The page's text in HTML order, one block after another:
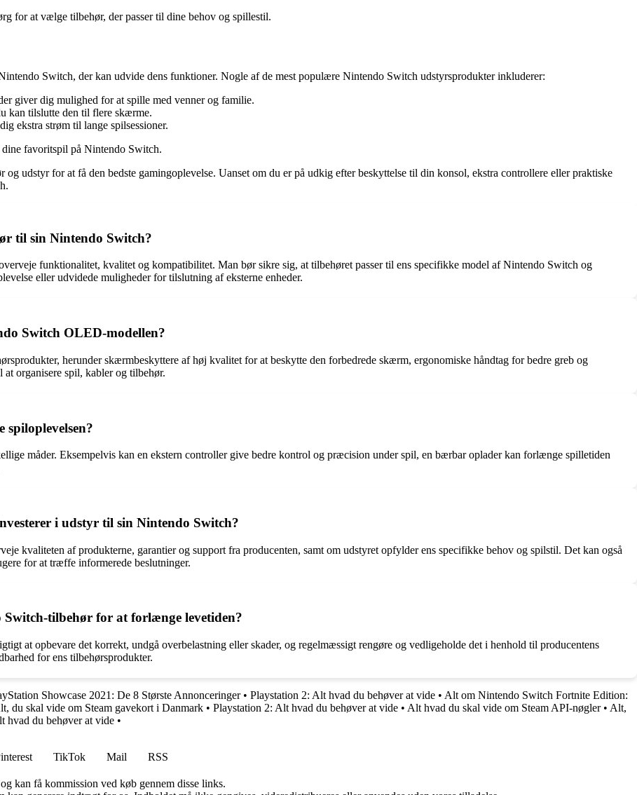
for at vælge tilbehør, der passer til dine behov og spillestil.
Switch, der kan udvide dens funktioner. Nogle af de mest populære Nintendo Switch udstyrsprodukter inkluderer:
giver dig mulighed for at spille med venner og familie.
kan tilslutte den til flere skærme.
ekstra strøm til lange spilsessioner.
favoritspil på Nintendo Switch.
udstyr for at få den bedste gamingoplevelse. Uanset om du er på udkig efter beskyttelse til din konsol, ekstra controllere eller praktiske
til sin Nintendo Switch?
funktionalitet, kvalitet og kompatibilitet. Man bør sikre sig, at tilbehøret passer til ens specifikke model af Nintendo Switch og
eller udvidede muligheder for tilslutning af eksterne enheder.
Switch OLED-modellen?
herunder skærmbeskyttere af høj kvalitet for at beskytte den forbedrede skærm, ergonomiske håndtag for bedre greb og
organisere spil, kabler og tilbehør.
måder. Eksempelvis kan en ekstern controller give bedre kontrol og præcision under spil, en bærbar oplader kan forlænge spilletiden
i udstyr til sin Nintendo Switch?
kvaliteten af produkterne, garantier og support fra producenten, samt om udstyret opfylder ens specifikke behov og spilstil. Det kan også
for at træffe informerede beslutninger.
tilbehør for at forlænge levetiden?
at opbevare det korrekt, undgå overbelastning eller skader, og regelmæssigt rengøre og vedligeholde det i henhold til producentens
for ens tilbehørsprodukter.
Showcase 2021: De 8 Største Annonceringer• Playstation 2: Alt hvad du behøver at vide • Alt om Nintendo Switch Fortnite Edition:
du skal vide om Steam gavekort i Danmark • Playstation 2: Alt hvad du behøver at vide • Alt hvad du skal vide om Steam API-nøgler• Alt,
hvad du behøver at vide •
TikTok Mail
RSS
kan få kommission ved køb gennem disse links.